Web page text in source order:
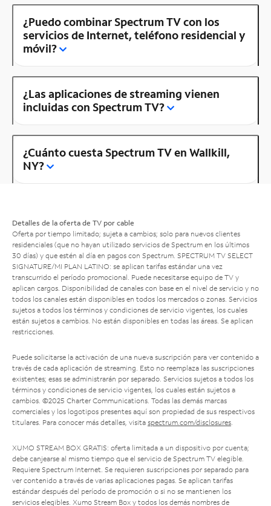
¿Puedo combinar Spectrum TV con los
servicios de Internet, teléfono residencial y
móvil?
¿Las aplicaciones de streaming vienen
incluidas con Spectrum TV?
¿Cuánto cuesta Spectrum TV en Wallkill,
NY?
Detalles de la oferta de TV por cable
Oferta por tiempo limitado; sujeta a cambios; solo para nuevos clientes
residenciales (que no hayan utilizado servicios de Spectrum en los últimos
30 días) y que estén al día en pagos con Spectrum. SPECTRUM TV SELECT
SIGNATURE/MI PLAN LATINO: se aplican tarifas estándar una vez
transcurrido el período promocional. Puede necesitarse equipo de TV y
aplican cargos. Disponibilidad de canales con base en el nivel de servicio y no
todos los canales están disponibles en todos los mercados o zonas. Servicios
sujetos a todos los términos y condiciones de servicio vigentes, los cuales
están sujetos a cambios. No están disponibles en todas las áreas. Se aplican
restricciones.
Puede solicitarse la activación de una nueva suscripción para ver contenido a
través de cada aplicación de streaming. Esto no reemplaza las suscripciones
existentes; esas se administrarán por separado. Servicios sujetos a todos los
términos y condiciones de servicio vigentes, los cuales están sujetos a
cambios. ©2025 Charter Communications. Todas las demás marcas
comerciales y los logotipos presentes aquí son propiedad de sus respectivos
titulares. Para conocer más detalles, visita spectrum.com/disclosures.
XUMO STREAM BOX GRATIS: oferta limitada a un dispositivo por cuenta;
debe canjearse al mismo tiempo que el servicio de Spectrum TV elegible.
Requiere Spectrum Internet. Se requieren suscripciones por separado para
ver contenido a través de varias aplicaciones pagas. Se aplican tarifas
estándar después del período de promoción o si no se mantienen los
servicios elegibles. Xumo Stream Box y todos los demás nombres de